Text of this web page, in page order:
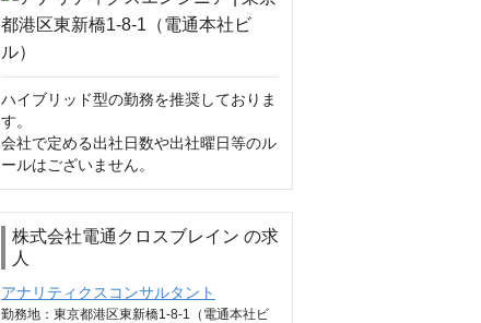
ハイブリッド型の勤務を推奨しておりま
す。
会社で定める出社日数や出社曜日等のル
ールはございません。
株式会社電通クロスブレイン の求
人
アナリティクスコンサルタント
勤務地：東京都港区東新橋1-8-1（電通本社ビ